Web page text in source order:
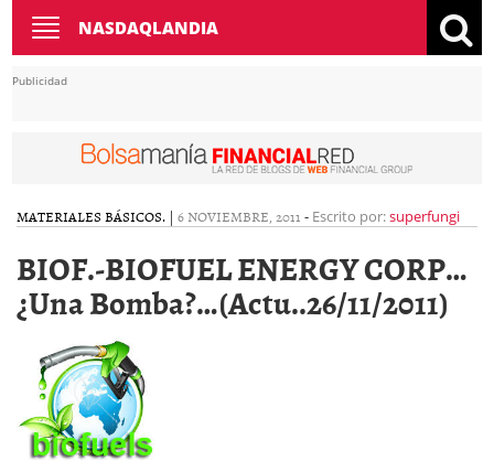
Toggle
navigation
NASDAQLANDIA
Publicidad
MATERIALES BÁSICOS. | 6 NOVIEMBRE, 2011 - Escrito por:superfungi
BIOF.-BIOFUEL ENERGY CORP…
¿Una Bomba?…(Actu..26/11/2011)